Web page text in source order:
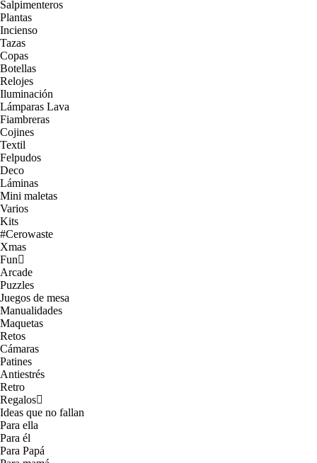
Salpimenteros
Plantas
Incienso
Tazas
Copas
Botellas
Relojes
Iluminación
Lámparas Lava
Fiambreras
Cojines
Textil
Felpudos
Deco
Láminas
Mini maletas
Varios
Kits
#Cerowaste
Xmas
Fun
Arcade
Puzzles
Juegos de mesa
Manualidades
Maquetas
Retos
Cámaras
Patines
Antiestrés
Retro
Regalos
Ideas que no fallan
Para ella
Para él
Para Papá